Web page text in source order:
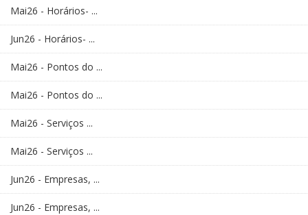
Mai26 - Horários- ...
Jun26 - Horários- ...
Mai26 - Pontos do ...
Mai26 - Pontos do ...
Mai26 - Serviços ...
Mai26 - Serviços ...
Jun26 - Empresas, ...
Jun26 - Empresas, ...